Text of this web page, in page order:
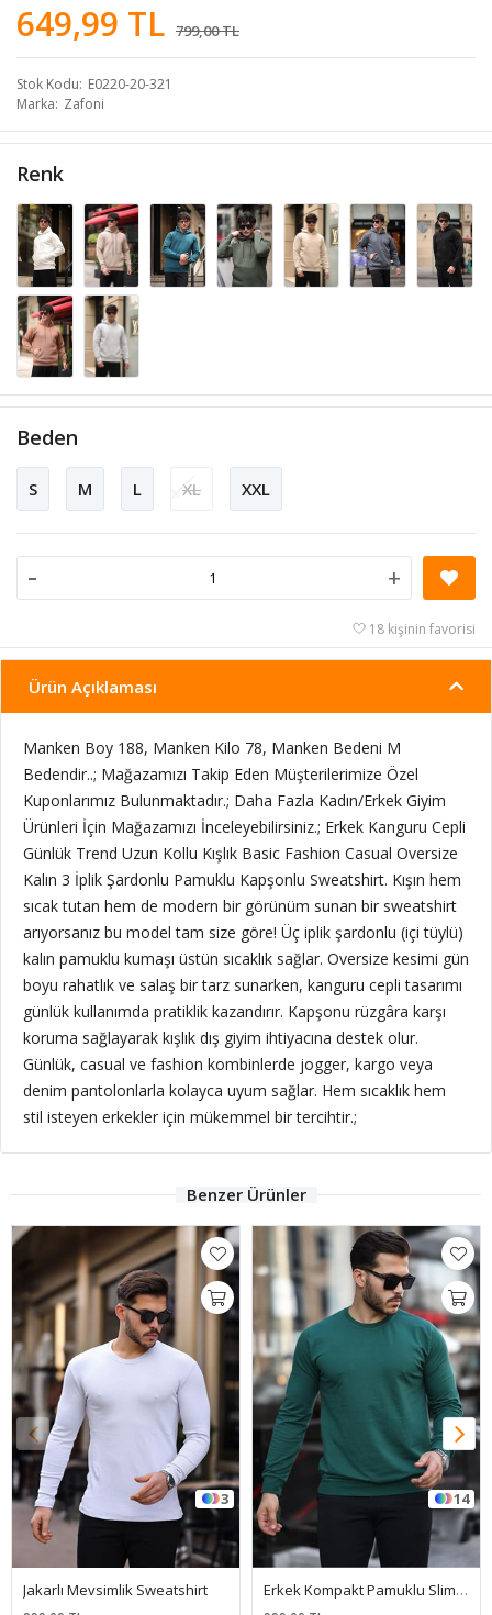
649,99 TL 799,00 TL
Stok Kodu E0220-20-321
Marka Zafoni
Renk
Beden
S M L XL XXL
- +
18 kişinin favorisi
Ürün Açıklaması
Manken Boy 188, Manken Kilo 78, Manken Bedeni M
Bedendir..; Mağazamızı Takip Eden Müşterilerimize Özel
Kuponlarımız Bulunmaktadır.; Daha Fazla Kadın/Erkek Giyim
Ürünleri İçin Mağazamızı İnceleyebilirsiniz.; Erkek Kanguru Cepli
Günlük Trend Uzun Kollu Kışlık Basic Fashion Casual Oversize
Kalın 3 İplik Şardonlu Pamuklu Kapşonlu Sweatshirt. Kışın hem
sıcak tutan hem de modern bir görünüm sunan bir sweatshirt
arıyorsanız bu model tam size göre! Üç iplik şardonlu (içi tüylü)
kalın pamuklu kumaşı üstün sıcaklık sağlar. Oversize kesimi gün
boyu rahatlık ve salaş bir tarz sunarken, kanguru cepli tasarımı
günlük kullanımda pratiklik kazandırır. Kapşonu rüzgâra karşı
koruma sağlayarak kışlık dış giyim ihtiyacına destek olur.
Günlük, casual ve fashion kombinlerde jogger, kargo veya
denim pantolonlarla kolayca uyum sağlar. Hem sıcaklık hem
stil isteyen erkekler için mükemmel bir tercihtir.;
Benzer Ürünler
3
Jakarlı Mevsimlik Sweatshirt
14
Erkek Kompakt Pamuklu Slim Fit Sweatshirt